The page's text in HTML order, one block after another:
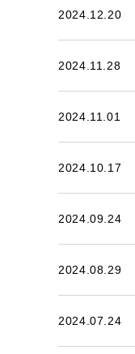
2024.12.20
2024.11.28
2024.11.01
2024.10.17
2024.09.24
2024.08.29
2024.07.24